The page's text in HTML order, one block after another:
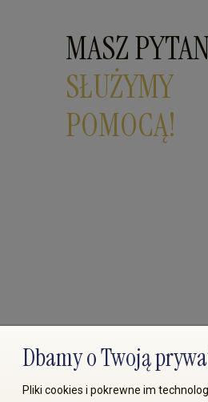
MASZ
SŁUŻYMY
POMOCĄ!
Dbamy o Twoją
Pliki cookies i pokrewne im